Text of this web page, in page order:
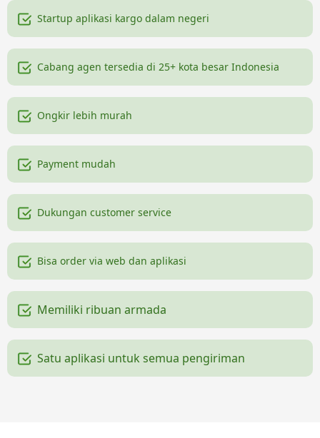
Startup aplikasi kargo dalam negeri
Cabang agen tersedia di 25+ kota besar Indonesia
Ongkir lebih murah
Payment mudah
Dukungan customer service
Bisa order via web dan aplikasi
Memiliki ribuan armada
Satu aplikasi untuk semua pengiriman